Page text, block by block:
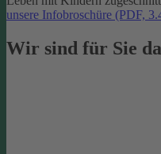
unsere Infobroschüre (PDF,
Wir sind für Sie